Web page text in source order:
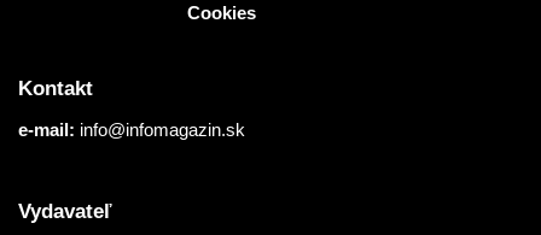
Cookies
Kontakt
e-mail: info@infomagazin.sk
Vydavateľ